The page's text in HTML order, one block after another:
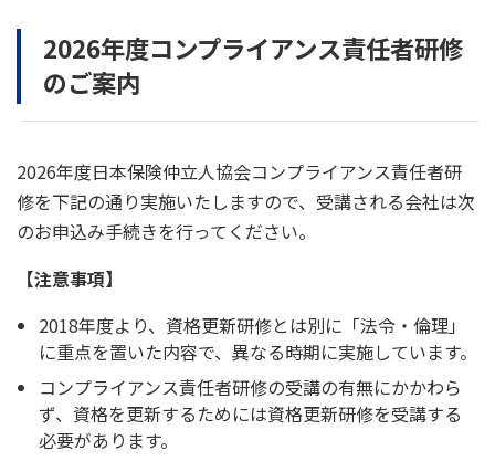
2026年度コンプライアンス責任者研修
のご案内
2026年度日本保険仲立人協会コンプライアンス責任者研
修を下記の通り実施いたしますので、受講される会社は次
のお申込み手続きを行ってください。
【注意事項】
2018年度より、資格更新研修とは別に「法令・倫理」
に重点を置いた内容で、異なる時期に実施しています。
コンプライアンス責任者研修の受講の有無にかかわら
ず、資格を更新するためには資格更新研修を受講する
必要があります。